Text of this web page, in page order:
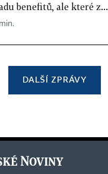
benefitů, ale které z...
DALŠÍ ZPRÁVY